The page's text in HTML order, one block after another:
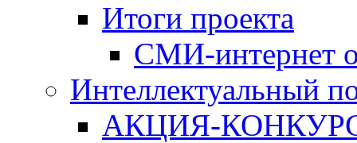
Итоги проекта
СМИ-интернет
Интеллектуальный
АКЦИЯ-